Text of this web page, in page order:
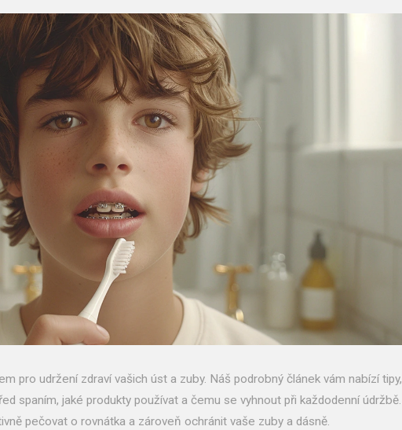
pro udržení zdraví vašich úst a zuby. Náš podrobný článek vám nabízí tipy,
spaním, jaké produkty používat a čemu se vyhnout při každodenní údržbě.
pečovat o rovnátka a zároveň ochránit vaše zuby a dásně.